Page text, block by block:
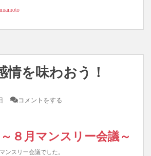
情を味わおう！
コメントをする
～８月マンスリー会議～
ンスリー会議でした。